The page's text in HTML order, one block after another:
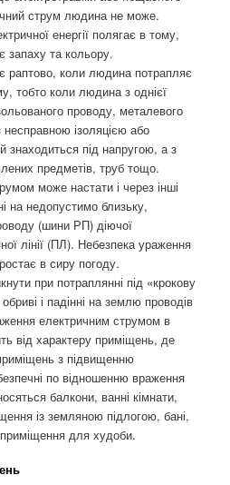
струм людина не може.
енергії полягає в тому,
та кольору.
раптово, коли людина потрапляє
тобто коли людина з однієї
проводу, металевого
ізоляцією або
знаходиться під напругою, а з
предметів, труб тощо.
може настати і через інші
на недопустимо близьку,
(шини РП) діючої
лінії (ПЛ). Небезпека ураження
в сиру погоду.
при потраплянні під «крокову
і падінні на землю проводів
електричним струмом в
від характеру приміщень, де
з підвищенню
по відношенню враження
балкони, ванні кімнати,
із земляною підлогою, бані,
для худоби.